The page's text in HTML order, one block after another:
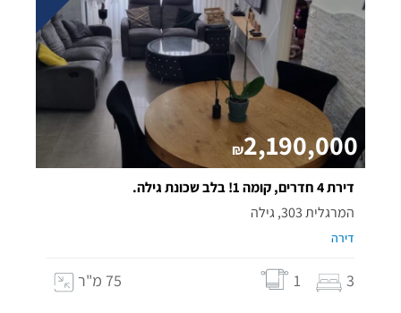
₪2,190,000
דירת 4 חדרים, קומה 1! בלב שכונת גילה.
המרגלית 303, גילה
דירה
3
1 75 מ"ר